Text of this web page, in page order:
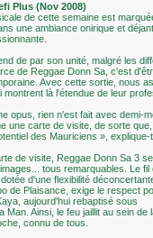
Plus (Nov 2008)
de cette semaine est
une ambiance onirique et
de par son unité, malgré les
de Reggae Donn Sa, c'est
Avec cette sortie, nous
montrent là l'étendue de leur
opus, rien n'est fait avec demi-
une carte de visite, de sorte
des Mauriciens »,
de visite, Reggae Donn Sa 3
tous remarquables. Le
d'une flexibilité
de Plaisance, exige le respect
aujourd'hui rebaptisé sous
Man. Ainsi, le feu jaillit au sein
connu de tous.